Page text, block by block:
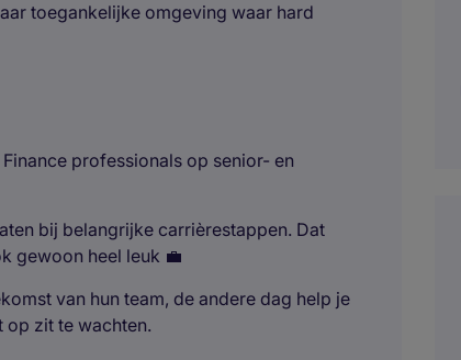
toegankelijke omgeving waar hard
professionals op senior- en
bij belangrijke carrièrestappen. Dat
gewoon heel leuk 💼
van hun team, de andere dag help je
op zit te wachten.